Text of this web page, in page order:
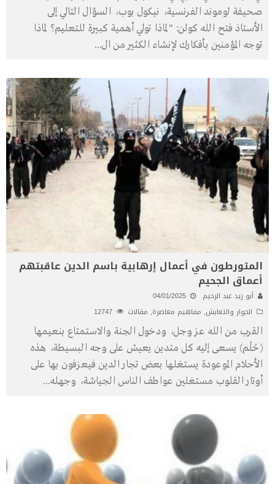
صحيفة لوموند الفرنسية، نيكول بوب، السؤال التالي إلى
الأستاذ فتح الله كولن: "لماذا تولي أهمية كبيرة للتعليم؟ لماذا
توجه المؤمنين بأفكارك لإنشاء الكثير من ال...
المتورطون في أعمال إرهابية باسم الدين عاقبتهم
أعماق الجحيم
أبو زيد عبد الرحيم
04/01/2025
الحوار والتعايش, مفاهيم معاصرة, مقالات
القرب من الله عز وجل، ودخول الجنة والاستمتاع بنعيمها
(حُلْم) يسعى إليه كل متدين يعيش على وجه البسيطة، هذه
الأحلام الموعودة يستغلها بعض تجار الدين فيعزفون بها على
أوتار القلوب مستغلين عواطف الناس الجياشة، وجهله...